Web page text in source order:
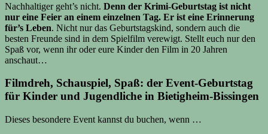
Nachhaltiger geht’s nicht. Denn der Krimi-Geburtstag ist nicht
nur eine Feier an einem einzelnen Tag. Er ist eine Erinnerung
für’s Leben. Nicht nur das Geburtstagskind, sondern auch die
besten Freunde sind in dem Spielfilm verewigt. Stellt euch nur den
Spaß vor, wenn ihr oder eure Kinder den Film in 20 Jahren
anschaut…
Filmdreh, Schauspiel, Spaß: der Event-Geburtstag
für Kinder und Jugendliche in Bietigheim-Bissingen
Dieses besondere Event kannst du buchen, wenn …